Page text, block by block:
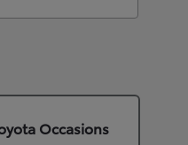
Occasions